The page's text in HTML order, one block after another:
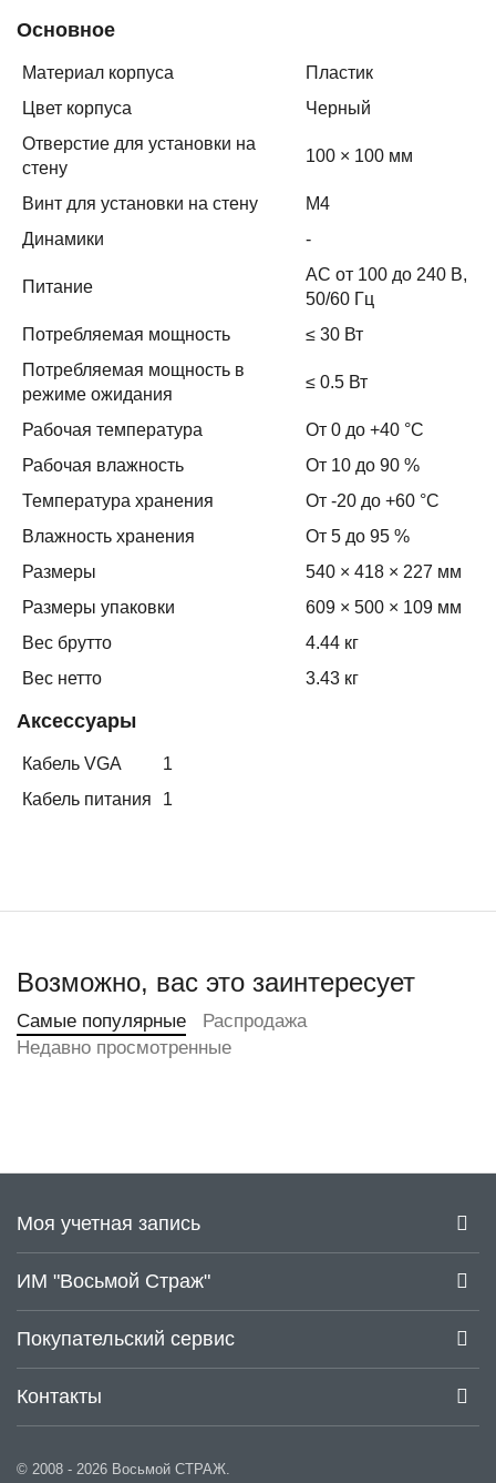
Основное
Материал корпуса
Пластик
Цвет корпуса
Черный
Отверстие для установки на
стену
100 × 100 мм
Винт для установки на стену
M4
Динамики
-
Питание
AC от 100 до 240 В,
50/60 Гц
Потребляемая мощность
≤ 30 Вт
Потребляемая мощность в
режиме ожидания
≤ 0.5 Вт
Рабочая температура
От 0 до +40 °C
Рабочая влажность
От 10 до 90 %
Температура хранения
От -20 до +60 °C
Влажность хранения
От 5 до 95 %
Размеры
540 × 418 × 227 мм
Размеры упаковки
609 × 500 × 109 мм
Вес брутто
4.44 кг
Вес нетто
3.43 кг
Аксессуары
Кабель VGA
1
Кабель питания
1
Возможно, вас это заинтересует
Самые популярные
Распродажа
Недавно просмотренные
Моя учетная запись
ИМ "Восьмой Страж"
Покупательский сервис
Контакты
© 2008 - 2026 Восьмой СТРАЖ.